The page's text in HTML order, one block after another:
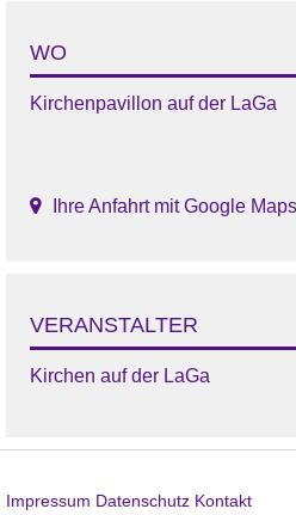
WO
Kirchenpavillon auf der LaGa
Ihre Anfahrt mit Google Maps
VERANSTALTER
Kirchen auf der LaGa
Impressum Datenschutz Kontakt